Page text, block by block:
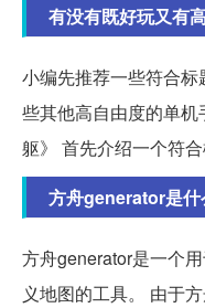
有没有既好玩又有
小编先推荐一些符合
些其他高自由度的单
躯》 首先介绍一个符合
方舟generator是什
方舟generator是一个
义地图的工具。 由于